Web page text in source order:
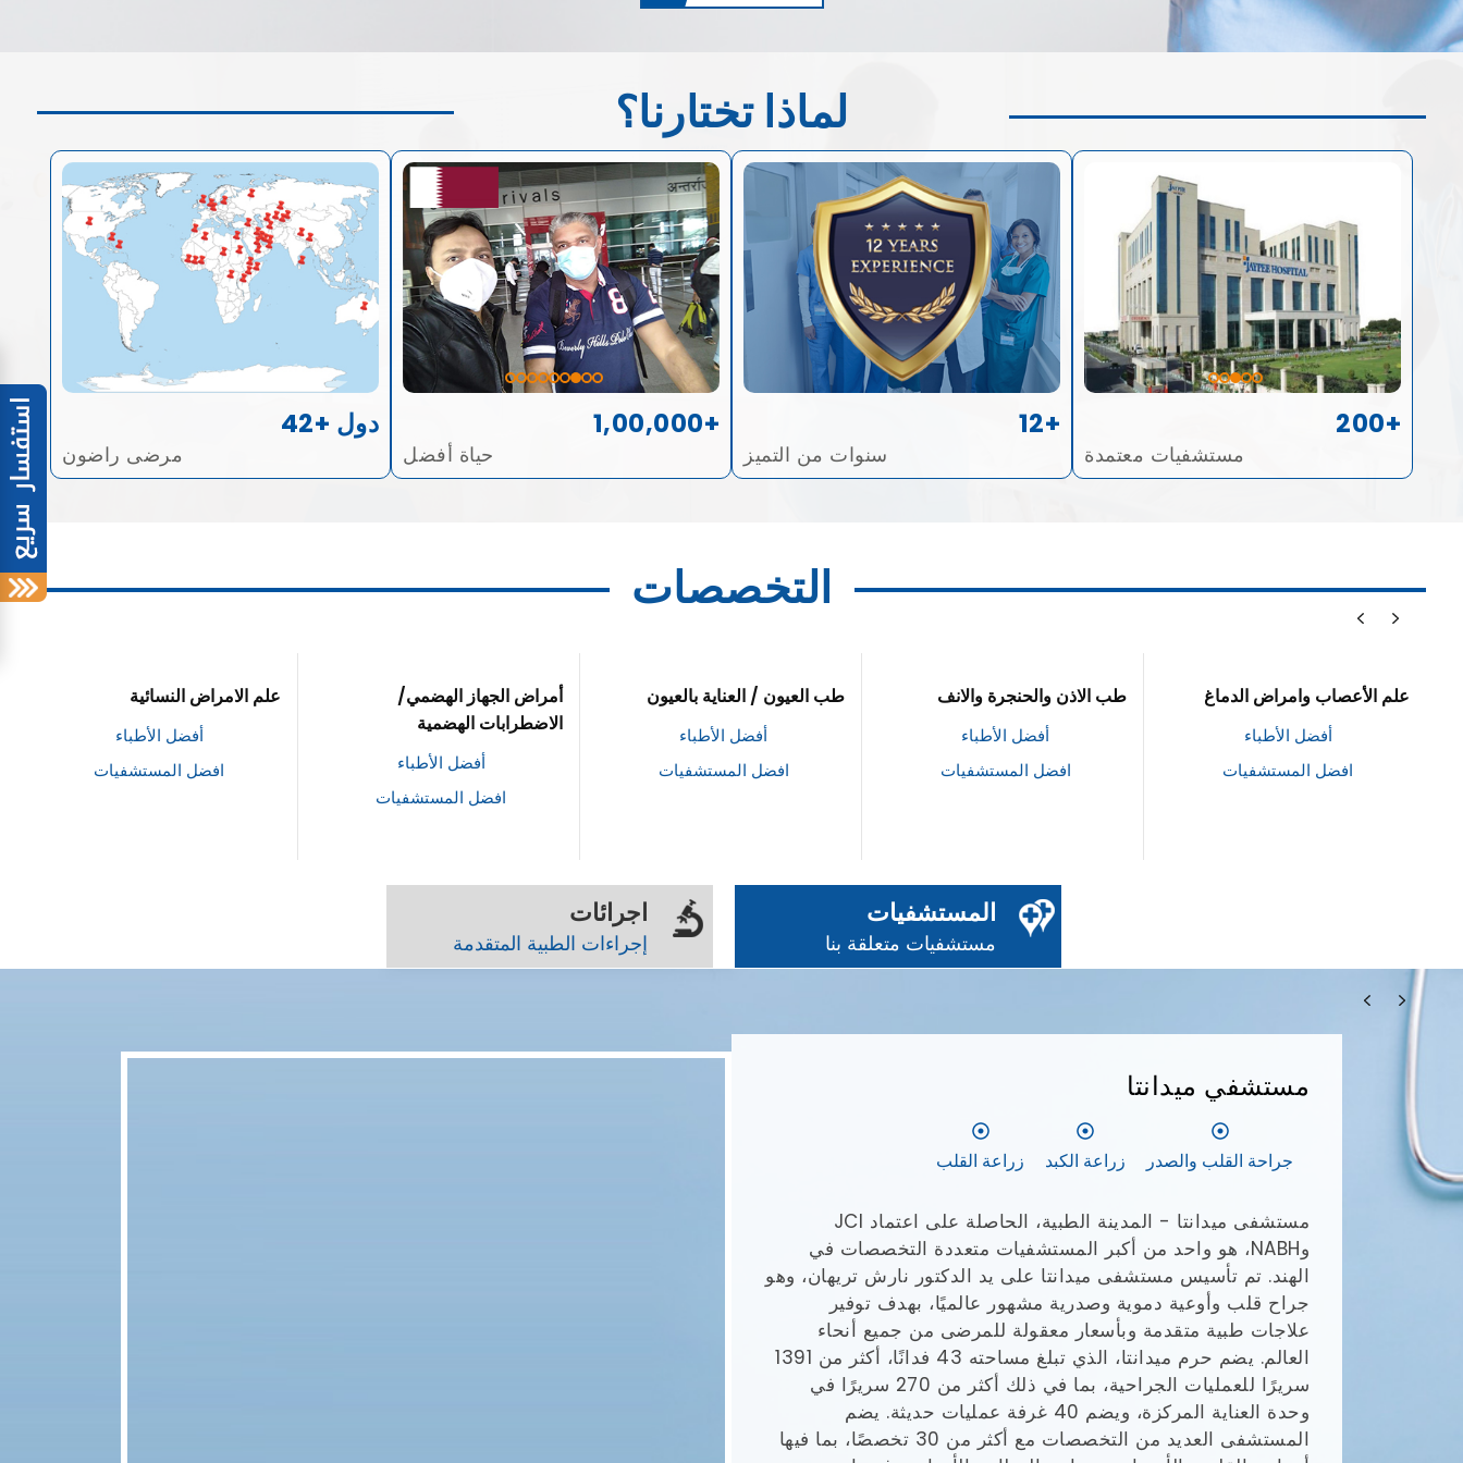
لماذا تختارنا؟
42+ دول
مرضى راضون
1,00,000+
حياة أفضل
12+
سنوات من التميز
200+
مستشفيات معتمدة
التخصصات
طب الاذن والحنجرة والانف
أفضل الأطباء
افضل المستشفيات
طب العيون / العناية بالعيون
أفضل الأطباء
افضل المستشفيات
أمراض الجهاز الهضمي/
الاضطرابات الهضمية
أفضل الأطباء
علم الامراض النسائية
أفضل الأطباء
افضل المستشفيات
طب القلب و جراحة القلب والصدر
أفضل الأطباء
افضل المستشفيات
اجرائات
إجراءات الطبية المتقدمة
المستشفيات
مستشفيات متعلقة بنا
مستشفى فورتيس
سكين جاما زراعة الكبد سرطان الدم
معهد فورتيس التذكاري للأبحاث هو مستشفى متقدم معتمد من
اللجنة الدولية المشتركة (JCI) والمجلس الوطني لاعتماد
مستشفيات الرعاية الصحية (NABH) في دلهي، العاصمة الوطنية
(NCR)، ويقدم علاجات متعددة التخصصات. يشتهر بعلاجاته
المتطورة تقنيًا وبنيته التحتية المتطورة. تم إنشاء مركز FMRI بهدف
تقديم أفضل رعاية طبية ممكنة، وهو معروف في الهند بإنجازاته
الجراحية، كما أنه مشهور دوليًا بخبرته في علاج عدد من الأمراض،
بما فيها سرطان البروستاتا والتهاب المفاصل الروماتويدي. يضم
المستشفى تخصصات في عدة أقسام، بما فيها طب الأعصاب،